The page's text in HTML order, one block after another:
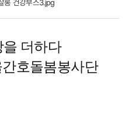
롱 건강부스3.jpg
을 더하다
호돌봄봉사단